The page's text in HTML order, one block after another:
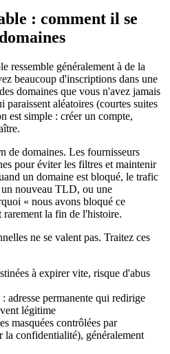
: comment il se
ressemble généralement à de la
beaucoup d'inscriptions dans une
domaines que vous n'avez jamais
paraissent aléatoires (courtes suites
est simple : créer un compte,
de domaines. Les fournisseurs
pour éviter les filtres et maintenir
un domaine est bloqué, le trafic
un nouveau TLD, ou une
« nous avons bloqué ce
rarement la fin de l'histoire.
ne se valent pas. Traitez ces
à expirer vite, risque d'abus
: adresse permanente qui redirige
légitime
masquées contrôlées par
la confidentialité), généralement